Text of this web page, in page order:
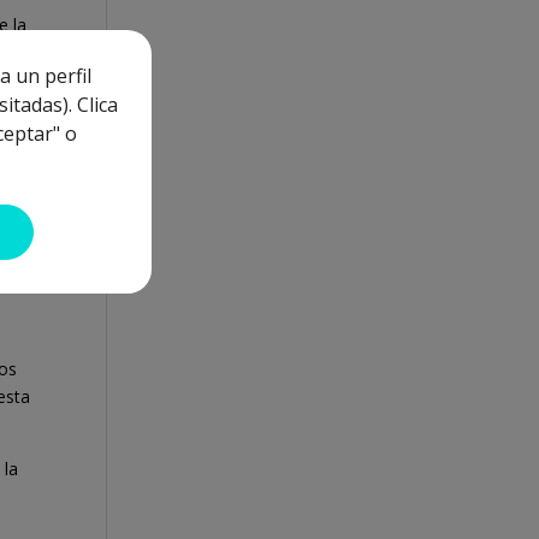
la
un perfil
Clica
o